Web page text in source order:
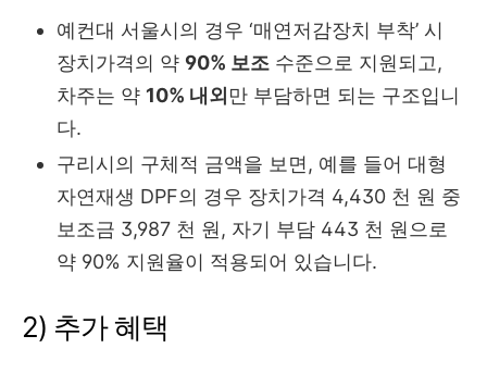
예컨대 서울시의 경우 ‘매연저감장치 부착’ 시
장치가격의 약 90% 보조 수준으로 지원되고,
차주는 약 10% 내외 만 부담하면 되는 구조입니
다.
구리시의 구체적 금액을 보면, 예를 들어 대형
자연재생 DPF의 경우 장치가격 4,430 천 원 중
보조금 3,987 천 원, 자기 부담 443 천 원으로
약 90% 지원율이 적용되어 있습니다.
2) 추가 혜택